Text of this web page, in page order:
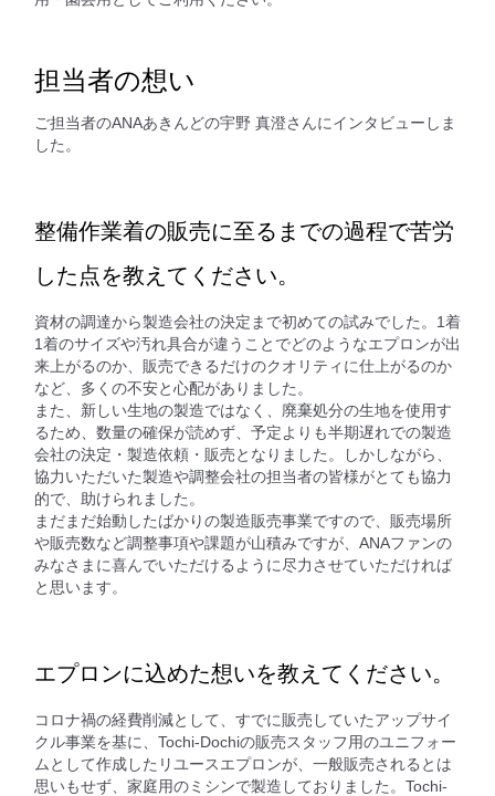
担当者の想い
ご担当者のANAあきんどの宇野 真澄さんにインタビューしま
した。
整備作業着の販売に至るまでの過程で苦労
した点を教えてください。
資材の調達から製造会社の決定まで初めての試みでした。1着
1着のサイズや汚れ具合が違うことでどのようなエプロンが出
来上がるのか、販売できるだけのクオリティに仕上がるのか
など、多くの不安と心配がありました。
また、新しい生地の製造ではなく、廃棄処分の生地を使用す
るため、数量の確保が読めず、予定よりも半期遅れでの製造
会社の決定・製造依頼・販売となりました。しかしながら、
協力いただいた製造や調整会社の担当者の皆様がとても協力
的で、助けられました。
まだまだ始動したばかりの製造販売事業ですので、販売場所
や販売数など調整事項や課題が山積みですが、ANAファンの
みなさまに喜んでいただけるように尽力させていただければ
と思います。
エプロンに込めた想いを教えてください。
コロナ禍の経費削減として、すでに販売していたアップサイ
クル事業を基に、Tochi-Dochiの販売スタッフ用のユニフォー
ムとして作成したリユースエプロンが、一般販売されるとは
思いもせず、家庭用のミシンで製造しておりました。Tochi-